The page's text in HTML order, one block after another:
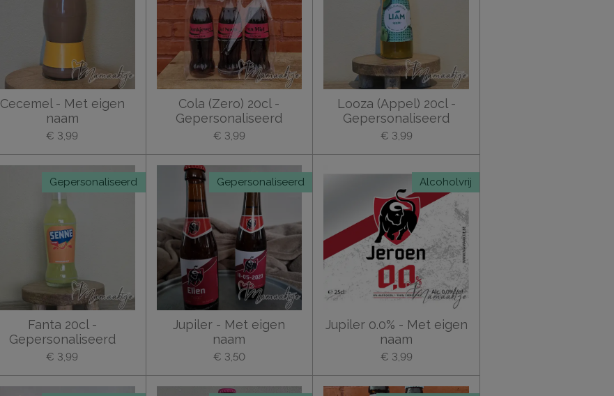
Cecemel - Met eigen
naam
€ 3,99
Cola (Zero) 20cl -
Gepersonaliseerd
€ 3,99
Looza (Appel) 20cl -
Gepersonaliseerd
€ 3,99
Gepersonaliseerd
Fanta 20cl -
Gepersonaliseerd
€ 3,99
Gepersonaliseerd
Jupiler - Met eigen
naam
€ 3,50
Alcoholvrij
Jupiler 0.0% - Met eigen
naam
€ 3,99